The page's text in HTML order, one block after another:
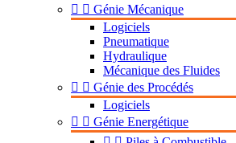
  Génie Mécanique
Logiciels
Pneumatique
Hydraulique
Mécanique des Fluides
  Génie des Procédés
Logiciels
  Génie Energétique